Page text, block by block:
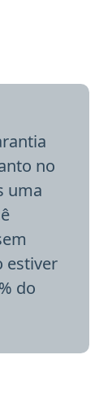
no
uma
estiver
do